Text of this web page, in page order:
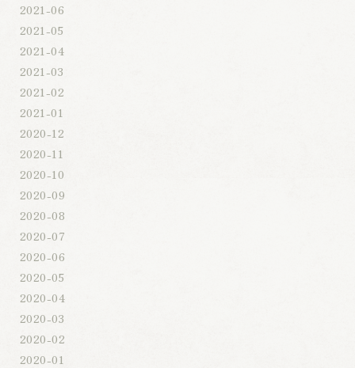
2021-06
2021-05
2021-04
2021-03
2021-02
2021-01
2020-12
2020-11
2020-10
2020-09
2020-08
2020-07
2020-06
2020-05
2020-04
2020-03
2020-02
2020-01